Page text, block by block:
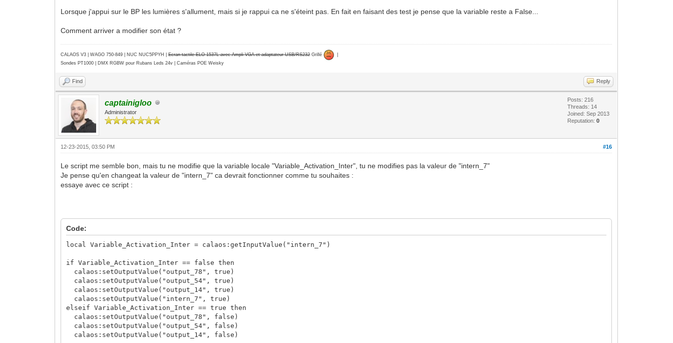
Lorsque j'appui sur le BP les lumières s'allument, mais si je rappui ca ne s'éteint pas. En fait en faisant des test je pense que la variable reste a False...
Comment arriver a modifier son état ?
CALAOS V3 | WAGO 750-849 | NUC NUC5PPYH |Ecran tactile ELO 1537L avec Ampli VGA et adaptateur USB/RS232Grillé
Sondes PT1000 | DMX RGBW pour Rubans Leds 24v | Caméras POE Weisky
Find Reply
captainigloo
Administrator
Posts: 216
Threads: 14
Joined: Sep 2013
Reputation:0
#16
12-23-2015, 03:50 PM
Le script me semble bon, mais tu ne modifie que la variable locale "Variable_Activation_Inter", tu ne modifies pas la valeur de "intern_7"
Je pense qu'en changeat la valeur de "intern_7" ca devrait fonctionner comme tu souhaites :
essaye avec ce script :
Code:
local Variable_Activation_Inter = calaos:getInputValue("intern_7")
if Variable_Activation_Inter == false then
calaos:setOutputValue("output_78", true)
calaos:setOutputValue("output_54", true)
calaos:setOutputValue("output_14", true)
calaos:setOutputValue("intern_7", true)
elseif Variable_Activation_Inter == true then
calaos:setOutputValue("output_78", false)
calaos:setOutputValue("output_54", false)
calaos:setOutputValue("output_14", false)